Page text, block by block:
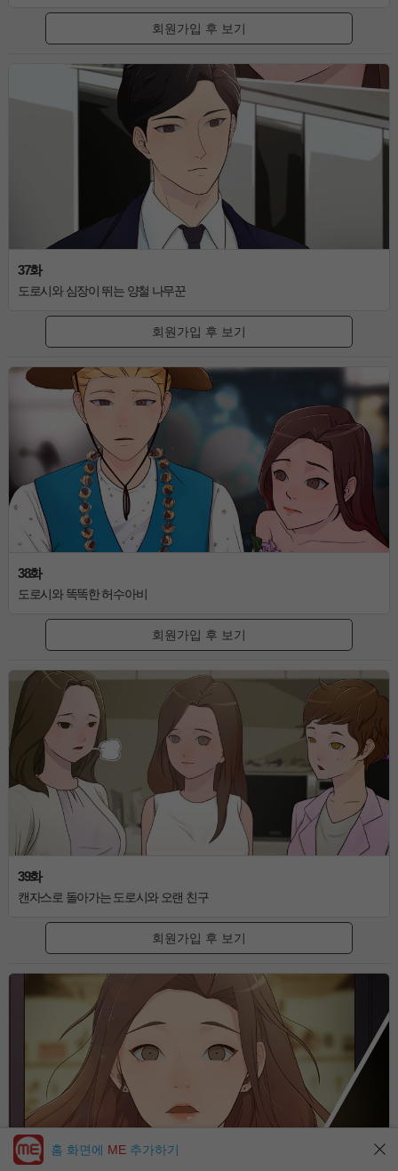
회원가입 후 보기
37화
도로시와 심장이 뛰는 양철 나무꾼
회원가입 후 보기
38화
도로시와 똑똑한 허수아비
회원가입 후 보기
39화
캔자스로 돌아가는 도로시와 오랜 친구
회원가입 후 보기
홈 화면에 ME 추가하기